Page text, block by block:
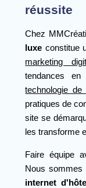
réussite
Chez
luxe constitue
marketing
tendances
technologie de
pratiques de
site se
les transforme
Faire équipe
Nous
internet